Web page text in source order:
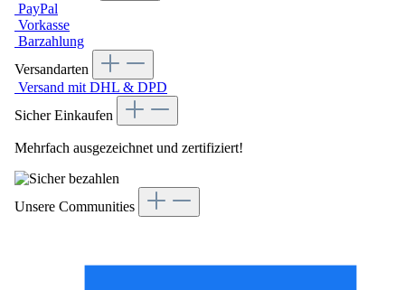
PayPal
Vorkasse
Barzahlung
Versandarten
Versand mit DHL & DPD
Sicher Einkaufen
Mehrfach ausgezeichnet und zertifiziert!
Unsere Communities